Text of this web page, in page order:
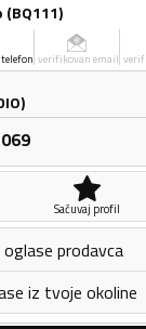
(BQ111)
verifikovan email
Sačuvaj profil
prodavca
iz tvoje okoline